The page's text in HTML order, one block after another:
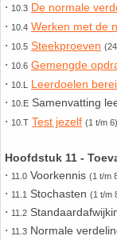
⋅ 10.3 De normale
⋅ 10.4 Werken met de
⋅ 10.5 Steekproeven
⋅ 10.6 Gemengde
⋅ 10.L Leerdoelen
⋅ 10.E Samenvatting
⋅ 10.T Test jezelf (1 t/m 6)
Hoofdstuk 11 -
⋅ 11.0 Voorkennis (1 t/m
⋅ 11.1 Stochasten (1 t/m
⋅ 11.2
⋅ 11.3 Normale
24. Oppervlakte
25. Oppervlakte
26. Pi
29. Romeinse